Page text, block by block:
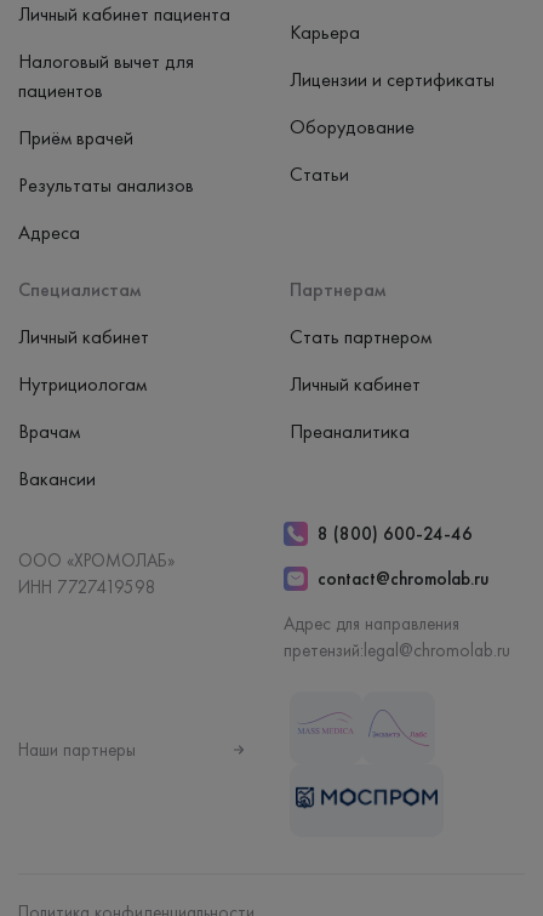
Личный кабинет пациента
Налоговый вычет для
пациентов
Приём врачей
Результаты анализов
Адреса
Специалистам
Личный кабинет
Нутрициологам
Врачам
Вакансии
Партнерам
Стать партнером
Личный кабинет
Преаналитика
Карьера
Лицензии и сертификаты
Оборудование
Статьи
ООО «ХРОМОЛАБ»
ИНН 7727419598
8 (800) 600-24-46
contact@chromolab.ru
Адрес для направления
претензий:legal@chromolab.ru
Наши партнеры